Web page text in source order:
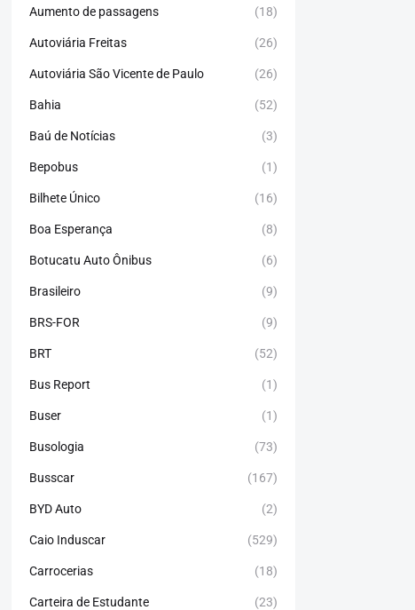
Aumento de passagens (18)
Autoviária Freitas (26)
Autoviária São Vicente de Paulo (26)
Bahia (52)
Baú de Notícias (3)
Bepobus (1)
Bilhete Único (16)
Boa Esperança (8)
Botucatu Auto Ônibus (6)
Brasileiro (9)
BRS-FOR (9)
BRT (52)
Bus Report (1)
Buser (1)
Busologia (73)
Busscar (167)
BYD Auto (2)
Caio Induscar (529)
Carrocerias (18)
Carteira de Estudante (23)